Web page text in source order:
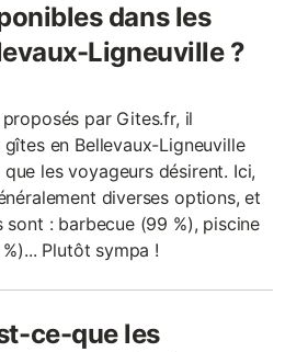
dans les
Ligneuville ?
par Gites.fr, il
en Bellevaux-Ligneuville
les voyageurs désirent. Ici,
diverses options, et
sont : barbecue (99 %), piscine
Plutôt sympa !
ce-que les